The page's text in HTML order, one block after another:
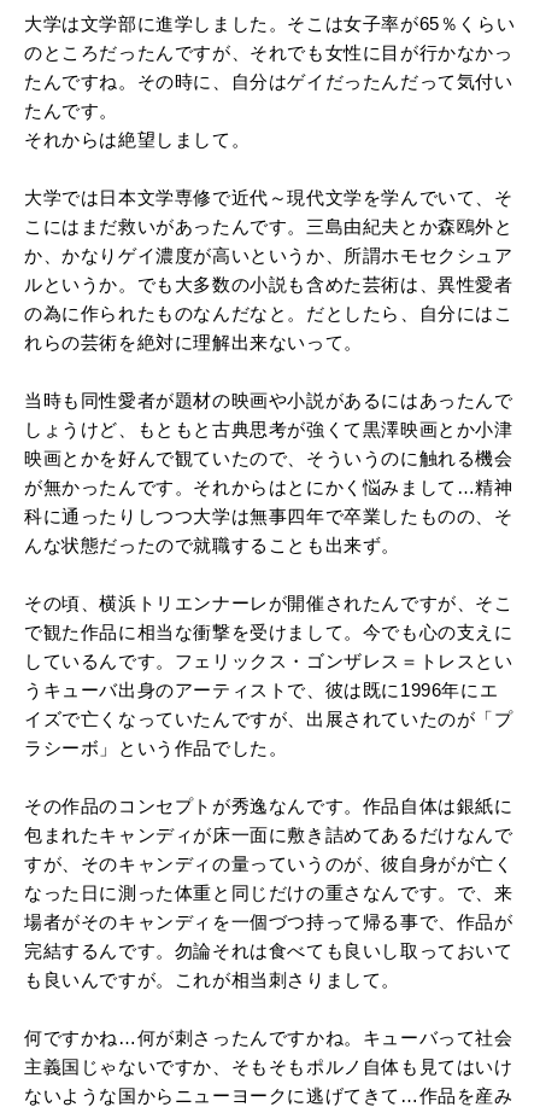
大学は文学部に進学しました。そこは女子率が65％くらい
のところだったんですが、それでも女性に目が行かなかっ
たんですね。その時に、自分はゲイだったんだって気付い
たんです。
それからは絶望しまして。
大学では日本文学専修で近代～現代文学を学んでいて、そ
こにはまだ救いがあったんです。三島由紀夫とか森鴎外と
か、かなりゲイ濃度が高いというか、所謂ホモセクシュア
ルというか。でも大多数の小説も含めた芸術は、異性愛者
の為に作られたものなんだなと。だとしたら、自分にはこ
れらの芸術を絶対に理解出来ないって。
当時も同性愛者が題材の映画や小説があるにはあったんで
しょうけど、もともと古典思考が強くて黒澤映画とか小津
映画とかを好んで観ていたので、そういうのに触れる機会
が無かったんです。それからはとにかく悩みまして…精神
科に通ったりしつつ大学は無事四年で卒業したものの、そ
んな状態だったので就職することも出来ず。
その頃、横浜トリエンナーレが開催されたんですが、そこ
で観た作品に相当な衝撃を受けまして。今でも心の支えに
しているんです。フェリックス・ゴンザレス＝トレスとい
うキューバ出身のアーティストで、彼は既に1996年にエ
イズで亡くなっていたんですが、出展されていたのが「プ
ラシーボ」という作品でした。
その作品のコンセプトが秀逸なんです。作品自体は銀紙に
包まれたキャンディが床一面に敷き詰めてあるだけなんで
すが、そのキャンディの量っていうのが、彼自身がが亡く
なった日に測った体重と同じだけの重さなんです。で、来
場者がそのキャンディを一個づつ持って帰る事で、作品が
完結するんです。勿論それは食べても良いし取っておいて
も良いんですが。これが相当刺さりまして。
何ですかね…何が刺さったんですかね。キューバって社会
主義国じゃないですか、そもそもポルノ自体も見てはいけ
ないような国からニューヨークに逃げてきて…作品を産み